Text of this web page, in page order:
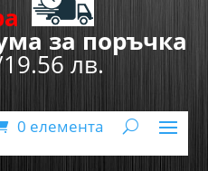
за поръчка
лв.
0 елемента